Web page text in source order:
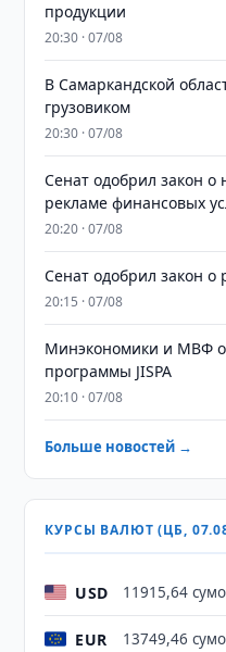
продукции
20:30 · 07/08
В Самаркандской
грузовиком
20:30 · 07/08
Сенат одобрил закон о
рекламе финансовых
20:20 · 07/08
Сенат одобрил закон
20:15 · 07/08
Минэкономики и МВФ
программы JISPA
20:10 · 07/08
Больше новостей →
КУРСЫ ВАЛЮТ (ЦБ,
USD 11915,64
EUR 13749,46